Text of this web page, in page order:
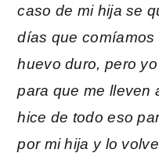
caso de mi hija se
días que
huevo duro, pero
para que me lleven
hice de todo eso
por mi hija y lo